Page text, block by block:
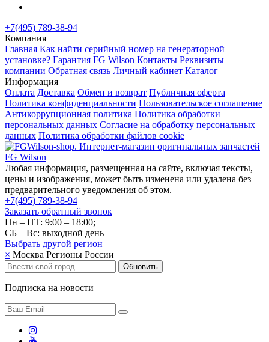
+7(495) 789-38-94
Компания
Главная Как найти серийный номер на генераторной
установке? Гарантия FG Wilson Контакты Реквизиты
компании Обратная связь Личный кабинет Каталог
Информация
Оплата Доставка Обмен и возврат Публичная оферта
Политика конфиденциальности Пользовательское соглашение
Антикоррупционная политика Политика обработки
персональных данных Согласие на обработку персональных
данных Политика обработки файлов cookie
Любая информация, размещенная на сайте, включая тексты,
цены и изображения, может быть изменена или удалена без
предварительного уведомления об этом.
+7(495) 789-38-94
Заказать обратный звонок
Пн – ПТ: 9:00 – 18:00;
СБ – Вс: выходной день
Выбрать другой регион
× Москва Регионы России
Обновить
Подписка на новости